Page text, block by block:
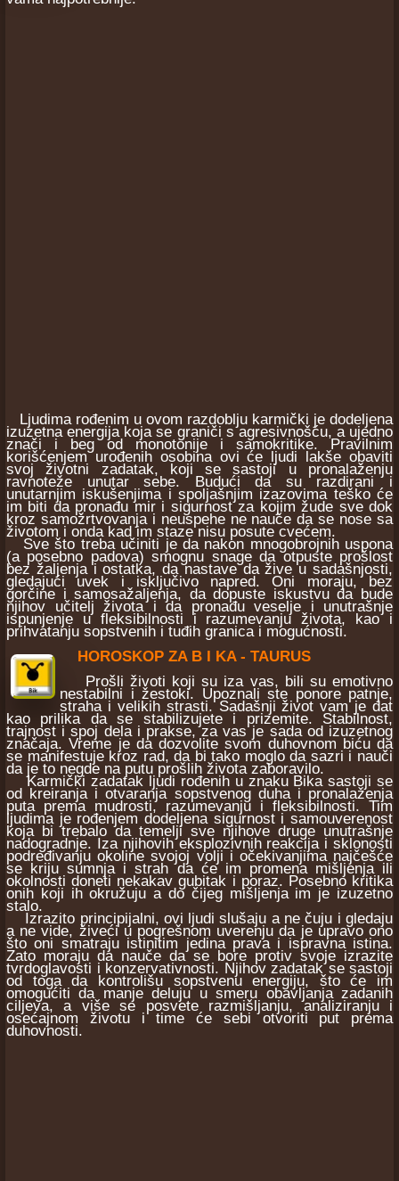
Ljudima rođenim u ovom razdoblju karmički je dodeljena
izuzetna energija koja se graniči s agresivnošću, a ujedno
znači i beg od monotonije i samokritike. Pravilnim
korišćenjem urođenih osobina ovi će ljudi lakše obaviti
svoj životni zadatak, koji se sastoji u pronalaženju
ravnoteže unutar sebe. Budući da su razdirani i
unutarnjim iskušenjima i spoljašnjim izazovima teško će
im biti da pronađu mir i sigurnost za kojim žude sve dok
kroz samožrtvovanja i neuspehe ne nauče da se nose sa
životom i onda kad im staze nisu posute cvećem.
Sve što treba učiniti je da nakon mnogobrojnih uspona
(a posebno padova) smognu snage da otpuste prošlost
bez žaljenja i ostatka, da nastave da žive u sadašnjosti,
gledajući uvek i isključivo napred. Oni moraju, bez
gorčine i samosažaljenja, da dopuste iskustvu da bude
njihov učitelj života i da pronađu veselje i unutrašnje
ispunjenje u fleksibilnosti i razumevanju života, kao i
prihvatanju sopstvenih i tuđih granica i mogućnosti.
HOROSKOP ZA B I KA - TAURUS
Prošli životi koji su iza vas, bili su emotivno
nestabilni i žestoki. Upoznali ste ponore patnje,
straha i velikih strasti. Sadašnji život vam je dat
kao prilika da se stabilizujete i prizemite. Stabilnost,
trajnost i spoj dela i prakse, za vas je sada od izuzetnog
značaja. Vreme je da dozvolite svom duhovnom biću da
se manifestuje kroz rad, da bi tako moglo da sazri i nauči
da je to negde na putu prošlih života zaboravilo.
Karmički zadatak ljudi rođenih u znaku Bika sastoji se
od kreiranja i otvaranja sopstvenog duha i pronalaženja
puta prema mudrosti, razumevanju i fleksibilnosti. Tim
ljudima je rođenjem dodeljena sigurnost i samouverenost
koja bi trebalo da temelji sve njihove druge unutrašnje
nadogradnje. Iza njihovih eksplozivnih reakcija i sklonosti
podređivanju okoline svojoj volji i očekivanjima najčešće
se kriju sumnja i strah da će im promena mišljenja ili
okolnosti doneti nekakav gubitak i poraz. Posebno kritika
onih koji ih okružuju a do čijeg mišljenja im je izuzetno
stalo.
Izrazito principijalni, ovi ljudi slušaju a ne čuju i gledaju
a ne vide, živeći u pogrešnom uverenju da je upravo ono
što oni smatraju istinitim jedina prava i ispravna istina.
Zato moraju da nauče da se bore protiv svoje izrazite
tvrdoglavosti i konzervativnosti. Njihov zadatak se sastoji
od toga da kontrolišu sopstvenu energiju, što će im
omogućiti da manje deluju u smeru obavljanja zadanih
ciljeva, a više se posvete razmišljanju, analiziranju i
osećajnom životu i time će sebi otvoriti put prema
duhovnosti.